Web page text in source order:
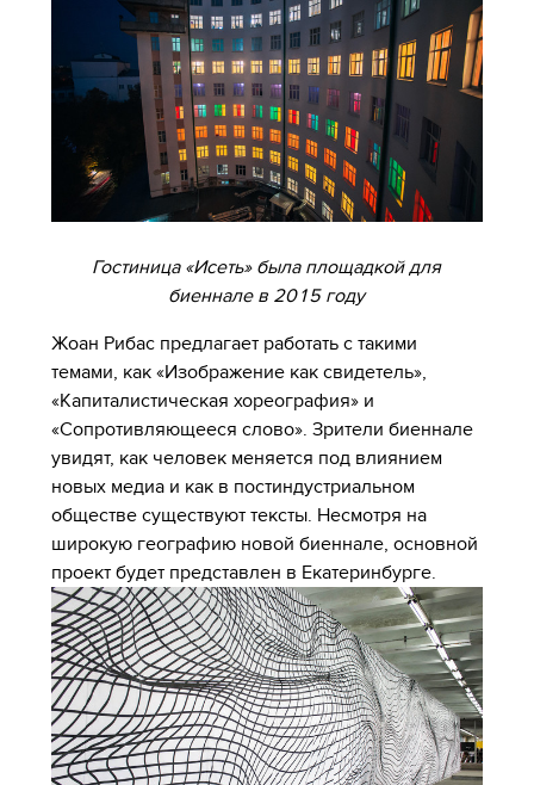
Гостиница «Исеть» была площадкой для
биеннале в 2015 году
Жоан Рибас предлагает работать с такими
темами, как «Изображение как свидетель»,
«Капиталистическая хореография» и
«Сопротивляющееся слово». Зрители биеннале
увидят, как человек меняется под влиянием
новых медиа и как в постиндустриальном
обществе существуют тексты. Несмотря на
широкую географию новой биеннале, основной
проект будет представлен в Екатеринбурге.